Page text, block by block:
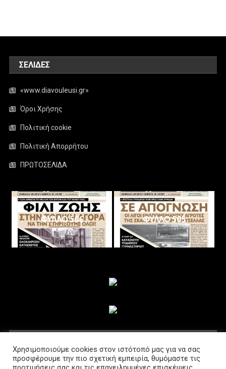
ΣΕΛΊΔΕΣ
«www.diavouleusi.gr»
Όροι Χρήσης
Πολιτική cookie
Πολιτική Απορρήτου
ΠΡΩΤΟΣΕΛΙΔΑ
ΦΥΛΛΟ 506 ΦΥΛΛΟ 505
Χρησιμοποιούμε cookies στον ιστότοπό μας για να σας
προσφέρουμε την πιο σχετική εμπειρία, θυμόμαστε τις